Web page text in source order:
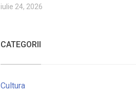
iulie 24, 2026
CATEGORII
Cultura